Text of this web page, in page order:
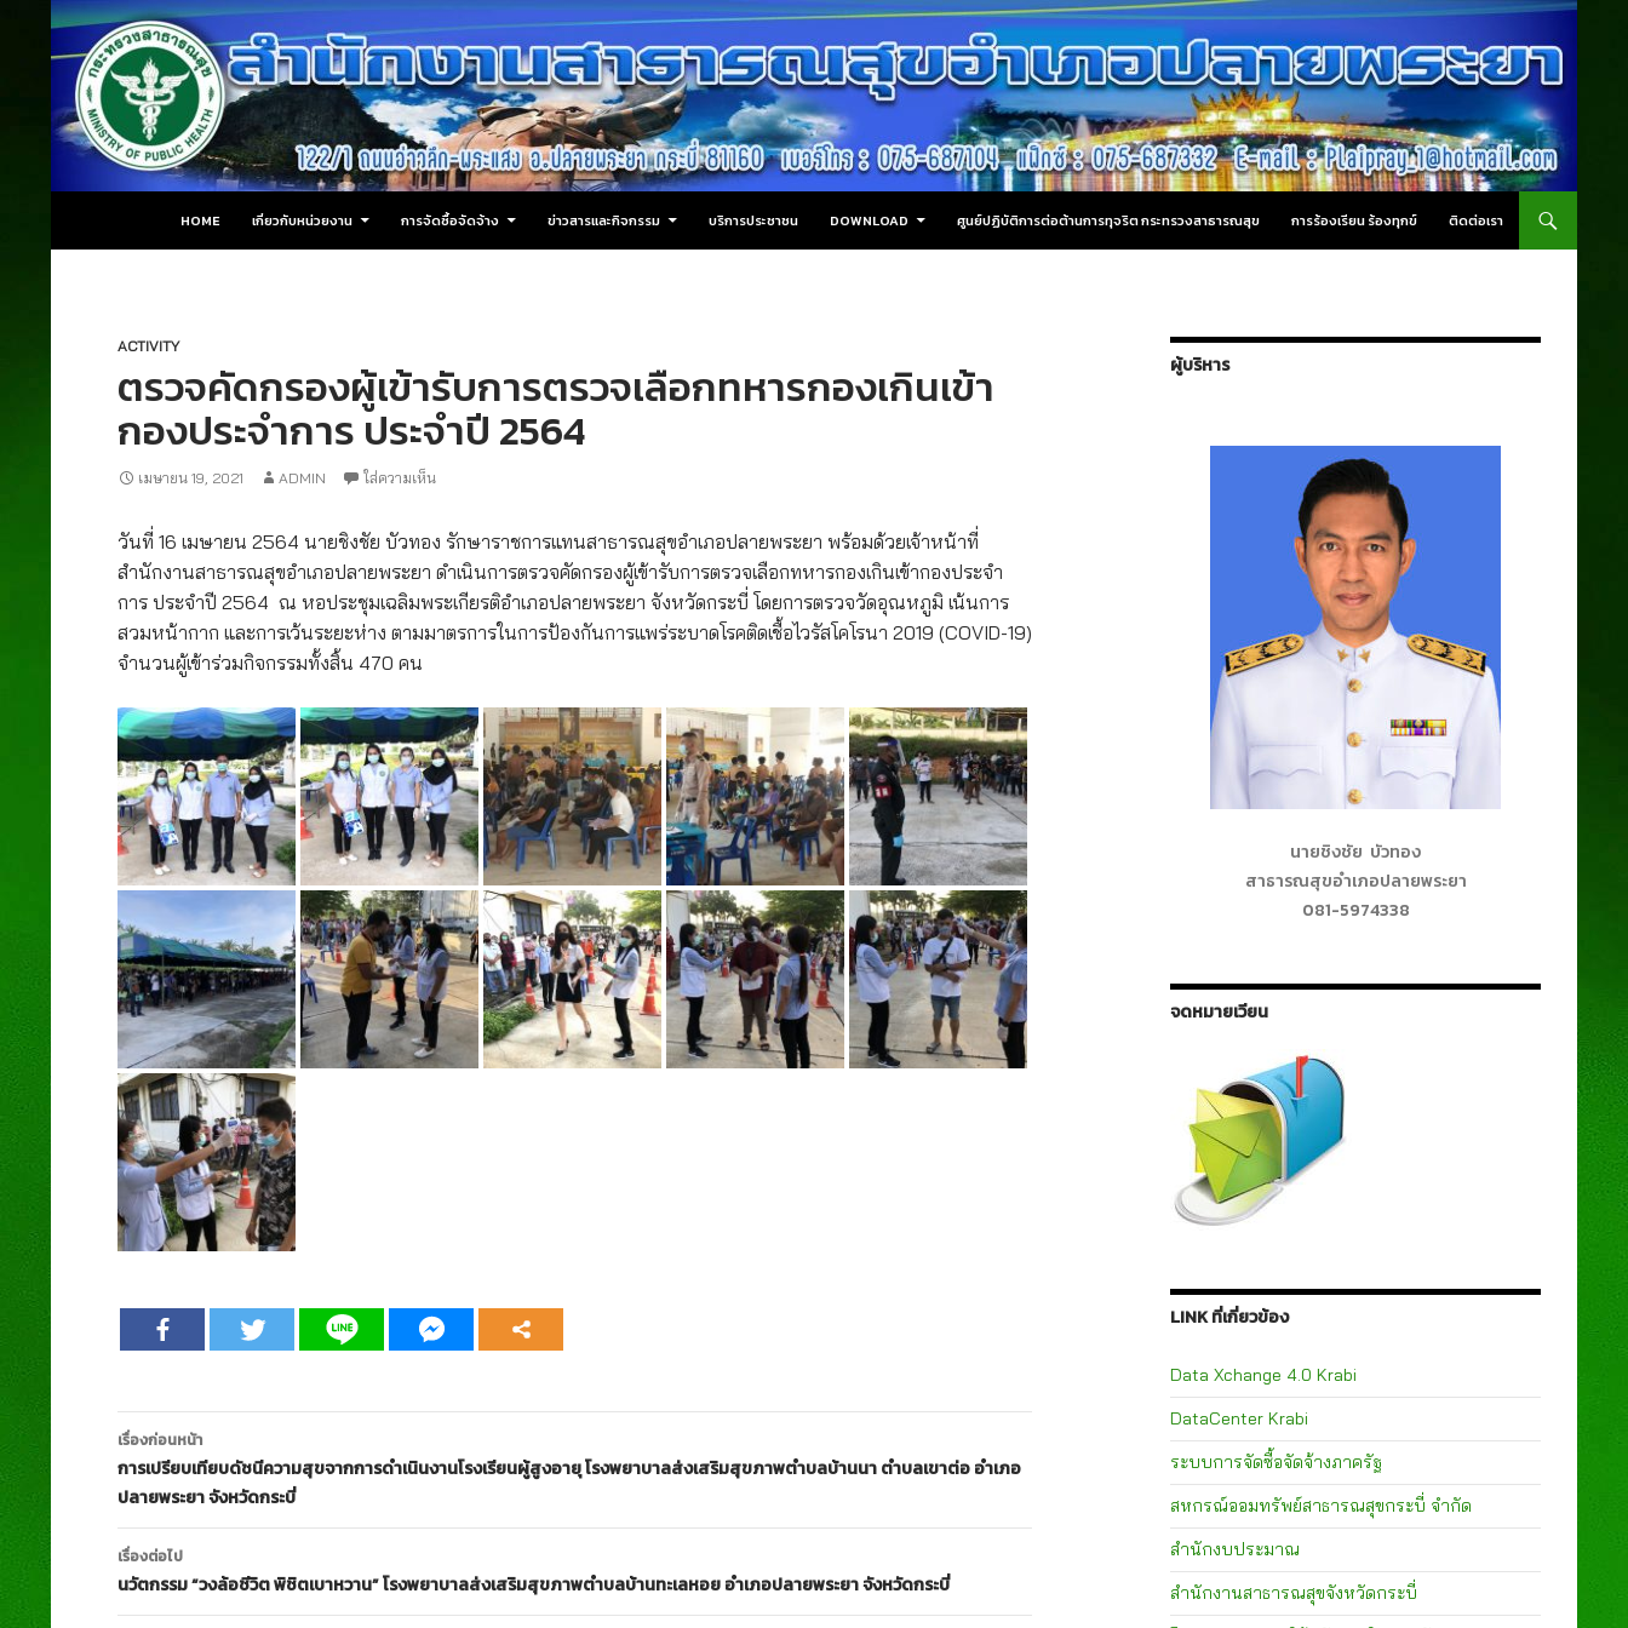
สำนักงานสาธารณสุขอำเภอปลายพระยา
HOME
เกี่ยวกับหน่วยงาน การจัดซื้อจัดจ้าง ข่าวสารและกิจกรรม บริการประชาชน DOWNLOAD ศูนย์ปฏิบัติการต่อต้านการทุจริต กระทรวงสาธารณสุข การร้องเรียน ร้องทุกข์ ติดต่อเรา
ACTIVITY
ตรวจคัดกรองผู้เข้ารับการตรวจเลือกทหารกองเกินเข้า
กองประจำการ ประจำปี 2564
เมษายน 19, 2021 ADMIN ใส่ความเห็น
วันที่ 16 เมษายน 2564 นายชิงชัย บัวทอง รักษาราชการแทนสาธารณสุขอำเภอปลายพระยา พร้อมด้วยเจ้าหน้าที่
สำนักงานสาธารณสุขอำเภอปลายพระยา ดำเนินการตรวจคัดกรองผู้เข้ารับการตรวจเลือกทหารกองเกินเข้ากองประจำ
การ ประจำปี 2564 ณ หอประชุมเฉลิมพระเกียรติอำเภอปลายพระยา จังหวัดกระบี่ โดยการตรวจวัดอุณหภูมิ เน้นการ
สวมหน้ากาก และการเว้นระยะห่าง ตามมาตรการในการป้องกันการแพร่ระบาดโรคติดเชื้อไวรัสโคโรนา 2019 (COVID-19)
จำนวนผู้เข้าร่วมกิจกรรมทั้งสิ้น 470 คน
เมนู
นำทาง
เรื่อง
เรื่องก่อนหน้า
การเปรียบเทียบดัชนีความสุขจากการดำเนินงานโรงเรียนผู้สูงอายุ โรงพยาบาลส่งเสริมสุขภาพตำบลบ้านนา ตำบลเขาต่อ อำเภอ
ปลายพระยา จังหวัดกระบี่
เรื่องต่อไป
นวัตกรรม “วงล้อชีวิต พิชิตเบาหวาน” โรงพยาบาลส่งเสริมสุขภาพตำบลบ้านทะเลหอย อำเภอปลายพระยา จังหวัดกระบี่
ผู้บริหาร
นายชิงชัย บัวทอง
สาธารณสุขอำเภอปลายพระยา
081-5974338
จดหมายเวียน
LINK ที่เกี่ยวข้อง
Data Xchange 4.0 Krabi
DataCenter Krabi
ระบบการจัดซื้อจัดจ้างภาครัฐ
สหกรณ์ออมทรัพย์สาธารณสุขกระบี่ จำกัด
สำนักงบประมาณ
สำนักงานสาธารณสุขจังหวัดกระบี่